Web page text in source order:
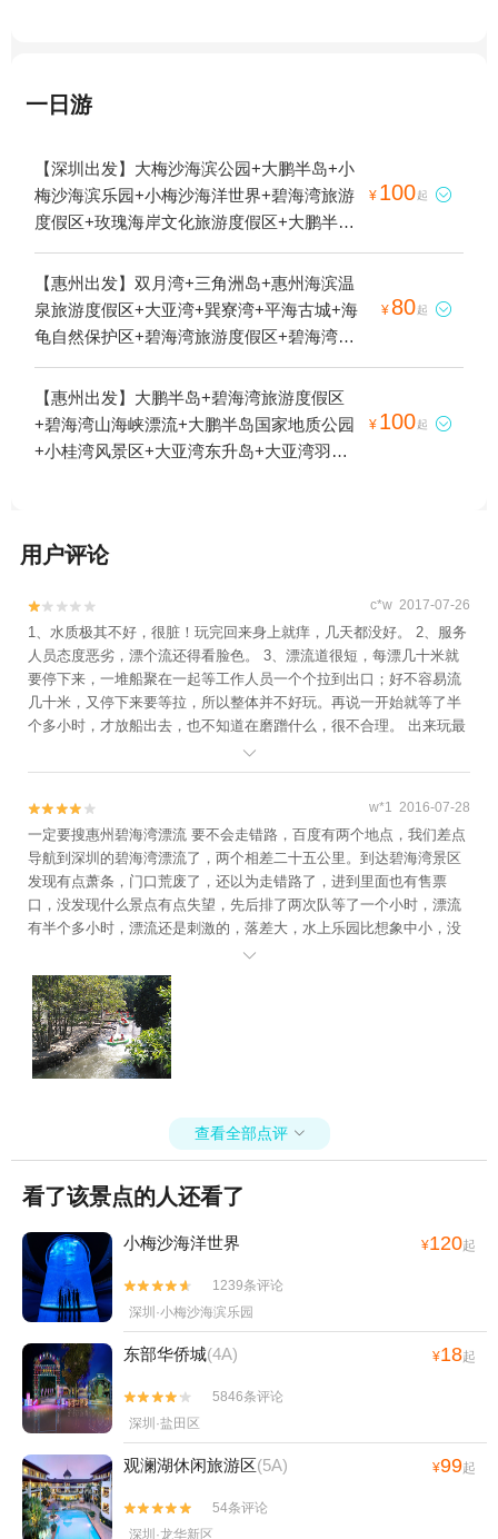
一日游
【深圳出发】大梅沙海滨公园+大鹏半岛+小
梅沙海滨乐园+小梅沙海洋世界+碧海湾旅游
度假区+玫瑰海岸文化旅游度假区+大鹏半岛
国家地质公园+深圳坝光海上跳伞基地+大梅
沙海滩+东部通航深圳跳伞基地+头号玩家跳
伞俱乐部(深圳店)+深圳高空跳伞基地+深圳
金沙湾直升机海景跳伞基地+头号玩家深圳跳
¥ 100起 
【惠州出发】双月湾+三角洲岛+惠州海滨温
泉旅游度假区+大亚湾+巽寮湾+平海古城+海
龟自然保护区+碧海湾旅游度假区+碧海湾山
海峡漂流+盐洲岛+大亚湾羽人滑翔伞飞行基
地+双月湾滑翔伞基地+羽人滑翔伞飞行营地
+海龟湾+双月湾观景台1日游
¥ 80起 
【惠州出发】大鹏半岛+碧海湾旅游度假区
+碧海湾山海峡漂流+大鹏半岛国家地质公园
+小桂湾风景区+大亚湾东升岛+大亚湾羽人
¥ 100起 
用户评论

 c*w 2017-07-26
1、水质极其不好，很脏！玩完回来身上就痒，几天都没好。 2、服务
人员态度恶劣，漂个流还得看脸色。 3、漂流道很短，每漂几十米就
要停下来，一堆船聚在一起等工作人员一个个拉到出口；好不容易流
几十米，又停下来要等拉，所以整体并不好玩。再说一开始就等了半
个多小时，才放船出去，也不知道在磨蹭什么，很不合理。 出来玩最
介意的就是卫生，夏季大家都穿着泳衣去玩，水不干净真的是个很大
问题，谁都不想游玩回家带了一堆不舒服。不知道有关部门是否会对
好，性价比很低，非常不推荐。


 w*1 2016-07-28
一定要搜惠州碧海湾漂流 要不会走错路，百度有两个地点，我们差点
导航到深圳的碧海湾漂流了，两个相差二十五公里。到达碧海湾景区
发现有点萧条，门口荒废了，还以为走错路了，进到里面也有售票
口，没发现什么景点有点失望，先后排了两次队等了一个小时，漂流
有半个多小时，漂流还是刺激的，落差大，水上乐园比想象中小，没

查看全部点评 
看了该景点的人还看了
小梅沙海洋世界 ¥120起


1239条评论
深圳·小梅沙海滨乐园
东部华侨城(4A) ¥18起


5846条评论
深圳·盐田区
观澜湖休闲旅游区(5A) ¥99起


54条评论
深圳·龙华新区